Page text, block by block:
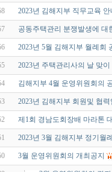
2023년 김해지부 직무교육 안
공동주택관리 분쟁발생에 대
2023년 5월 김해지부 월례회
2023년 주택관리사의 날 맞
김해지부 4월 운영위원회의
2023년 김해지부 회원및 협
제1회 경남도회장배 마라톤
2023년 3월 김해지부 정기월
3월 운영위원회의 개최공지